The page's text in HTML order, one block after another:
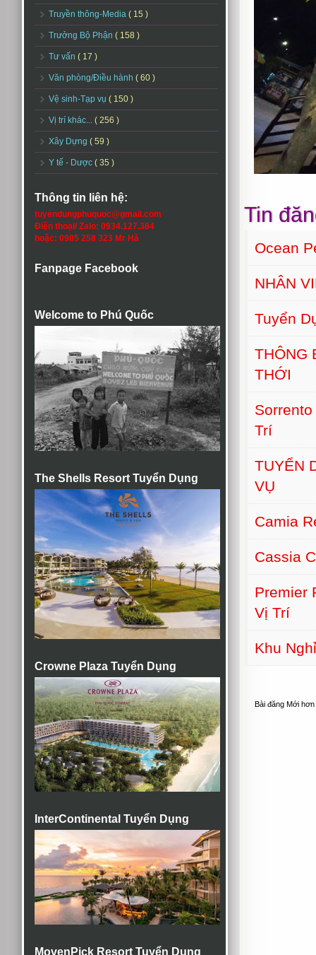
Truyền thông-Media ( 15 )
Trưởng Bộ Phận ( 158 )
Tư vấn ( 17 )
Văn phòng/Điều hành ( 60 )
Vệ sinh-Tạp vụ ( 150 )
Vị trí khác... ( 256 )
Xây Dựng ( 59 )
Y tế - Dược ( 35 )
Thông tin liên hệ:
tuyendungphuquoc@gmail.com
Điện thoại/ Zalo: 0934.127.384
hoặc: 0985 258 323 Mr Hà
Fanpage Facebook
Welcome to Phú Quốc
The Shells Resort Tuyển Dụng
Crowne Plaza Tuyển Dụng
InterContinental Tuyển Dụng
MovenPick Resort Tuyển Dụng
Tin
Ocean
NHÂN
Tuyển
THÔNG
THỚI
Trí
TUYỂN
VỤ
Camia
Cassia
Premier
Vị Trí
Khu
Bài đăng Mới hơn